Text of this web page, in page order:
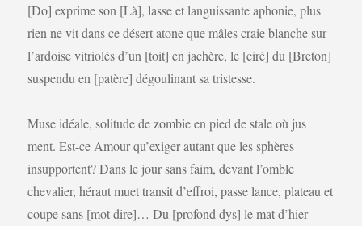
[Do] exprime son [Là], lasse et languissante aphonie, plus
rien ne vit dans ce désert atone que mâles craie blanche sur
l’ardoise vitriolés d’un [toit] en jachère, le [ciré] du [Breton]
suspendu en [patère] dégoulinant sa tristesse.
Muse idéale, solitude de zombie en pied de stale où jus
ment. Est-ce Amour qu’exiger autant que les sphères
insupportent? Dans le jour sans faim, devant l’omble
chevalier, héraut muet transit d’effroi, passe lance, plateau et
coupe sans [mot dire]… Du [profond dys] le mat d’hier